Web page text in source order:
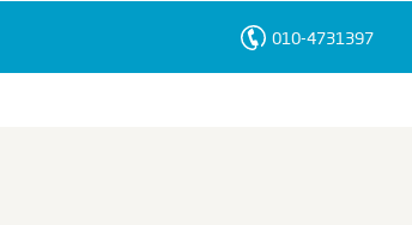
010-4731397